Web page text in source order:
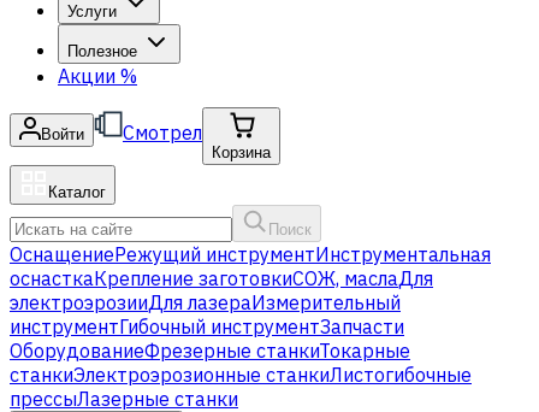
Услуги
Полезное
Акции %
Войти Смотрел
Корзина
Каталог
Поиск
ОснащениеРежущий инструментИнструментальная
оснасткаКрепление заготовкиСОЖ, маслаДля
электроэрозииДля лазераИзмерительный
инструментГибочный инструментЗапчасти
ОборудованиеФрезерные станкиТокарные
станкиЭлектроэрозионные станкиЛистогибочные
прессыЛазерные станки